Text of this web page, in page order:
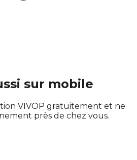
sur mobile
VIVOP gratuitement et ne
près de chez vous.